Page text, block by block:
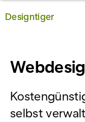
Designtiger
selbst